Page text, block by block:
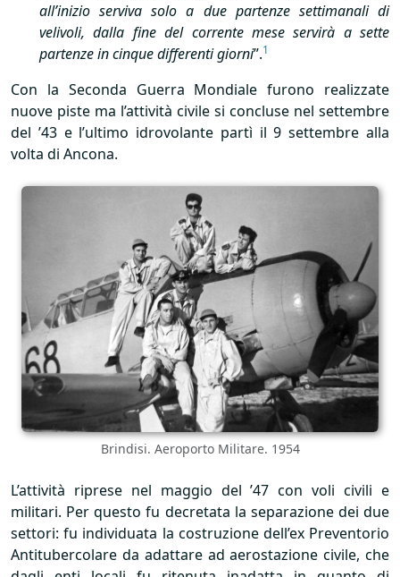
all’inizio serviva solo a due partenze settimanali di
velivoli, dalla fine del corrente mese servirà a sette
partenze in cinque differenti giorni”.1
Con la Seconda Guerra Mondiale furono realizzate
nuove piste ma l’attività civile si concluse nel settembre
del ’43 e l’ultimo idrovolante partì il 9 settembre alla
volta di Ancona.
Brindisi. Aeroporto Militare. 1954
L’attività riprese nel maggio del ’47 con voli civili e
militari. Per questo fu decretata la separazione dei due
settori: fu individuata la costruzione dell’ex Preventorio
Antitubercolare da adattare ad aerostazione civile, che